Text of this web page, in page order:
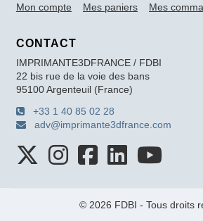
Mon compte Mes paniers Mes
CONTACT
IMPRIMANTE3DFRANCE / FDBI
22 bis rue de la voie des bans
95100 Argenteuil (France)
+33 1 40 85 02 28
adv@imprimante3dfrance.com
© 2026 FDBI - Tous droits